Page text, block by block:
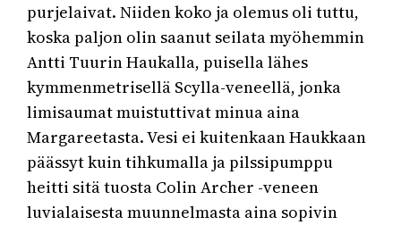
purjelaivat. Niiden koko ja olemus oli tuttu,
koska paljon olin saanut seilata myöhemmin
Antti Tuurin Haukalla, puisella lähes
kymmenmetrisellä Scylla-veneellä, jonka
limisaumat muistuttivat minua aina
Margareetasta. Vesi ei kuitenkaan Haukkaan
päässyt kuin tihkumalla ja pilssipumppu
heitti sitä tuosta Colin Archer -veneen
luvialaisesta muunnelmasta aina sopivin